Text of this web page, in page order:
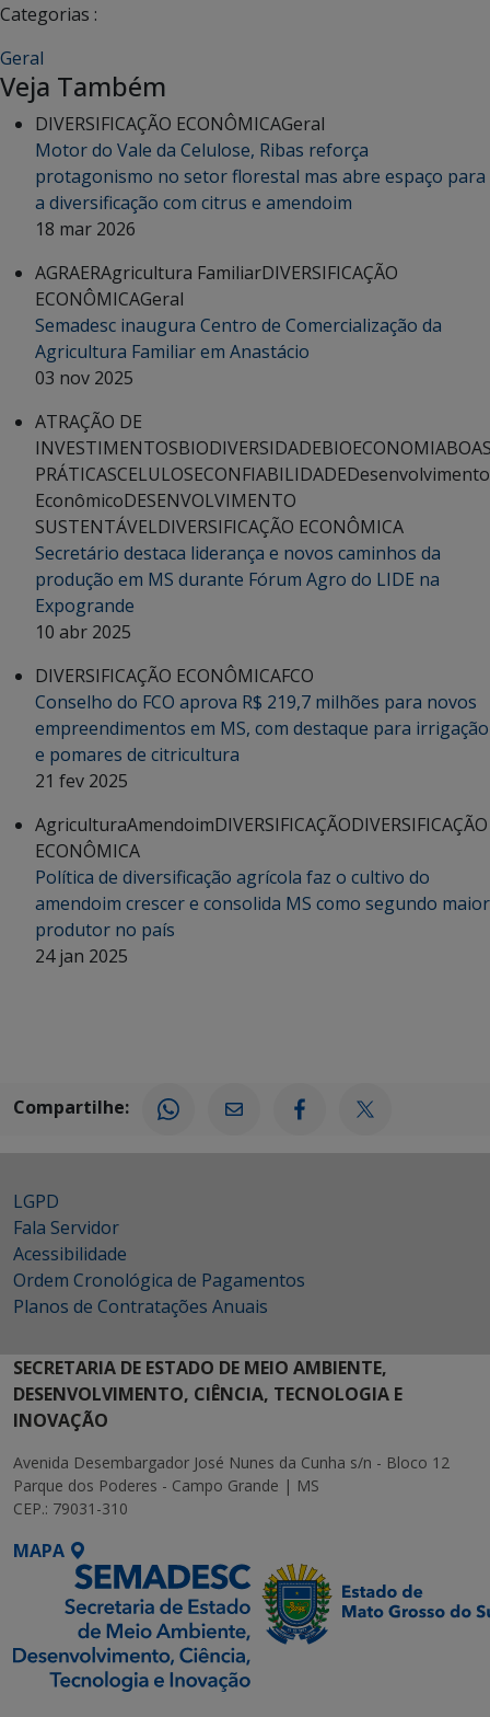
Categorias :
Geral
Veja Também
DIVERSIFICAÇÃO ECONÔMICAGeral
Motor do Vale da Celulose, Ribas reforça
protagonismo no setor florestal mas abre espaço para
a diversificação com citrus e amendoim
18 mar 2026
AGRAERAgricultura FamiliarDIVERSIFICAÇÃO
ECONÔMICAGeral
Semadesc inaugura Centro de Comercialização da
Agricultura Familiar em Anastácio
03 nov 2025
ATRAÇÃO DE
INVESTIMENTOSBIODIVERSIDADEBIOECONOMIA
PRÁTICASCELULOSECONFIABILIDADEDesenvolvimento
EconômicoDESENVOLVIMENTO
SUSTENTÁVELDIVERSIFICAÇÃO ECONÔMICA
Secretário destaca liderança e novos caminhos da
produção em MS durante Fórum Agro do LIDE na
Expogrande
10 abr 2025
DIVERSIFICAÇÃO ECONÔMICAFCO
Conselho do FCO aprova R$ 219,7 milhões para novos
empreendimentos em MS, com destaque para irrigação
e pomares de citricultura
21 fev 2025
AgriculturaAmendoimDIVERSIFICAÇÃODIVERSIFICAÇÃO
ECONÔMICA
Política de diversificação agrícola faz o cultivo do
amendoim crescer e consolida MS como segundo maior
produtor no país
24 jan 2025
Compartilhe:
LGPD
Fala Servidor
Acessibilidade
Ordem Cronológica de Pagamentos
Planos de Contratações Anuais
SECRETARIA DE ESTADO DE MEIO AMBIENTE,
DESENVOLVIMENTO, CIÊNCIA, TECNOLOGIA E
INOVAÇÃO
Avenida Desembargador José Nunes da Cunha s/n - Bloco 12
Parque dos Poderes - Campo Grande | MS
CEP.: 79031-310
MAPA